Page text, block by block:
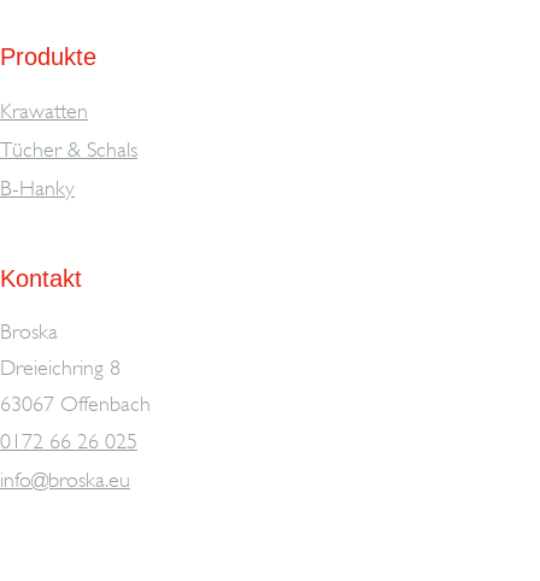
Produkte
Krawatten
Tücher & Schals
B-Hanky
Kontakt
Broska
Dreieichring 8
63067 Offenbach
0172 66 26 025
info@broska.eu